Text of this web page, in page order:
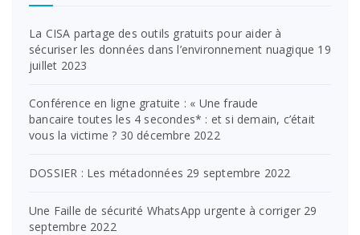
La CISA partage des outils gratuits pour aider à
sécuriser les données dans l’environnement nuagique 19
juillet 2023
Conférence en ligne gratuite : « Une fraude
bancaire toutes les 4 secondes* : et si demain, c’était
vous la victime ? 30 décembre 2022
DOSSIER : Les métadonnées 29 septembre 2022
Une Faille de sécurité WhatsApp urgente à corriger 29
septembre 2022